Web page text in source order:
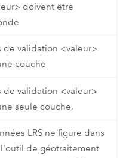
doivent être
de validation <valeur>
couche
de validation <valeur>
seule couche.
LRS ne figure dans
l'outil de géotraitement